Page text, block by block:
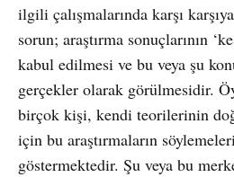
ilgili çalışmalarında karşı
sorun; araştırma sonuçlarının
kabul edilmesi ve bu veya şu
gerçekler olarak görülmesidir.
birçok kişi, kendi teorilerinin
için bu araştırmaların
göstermektedir. Şu veya bu